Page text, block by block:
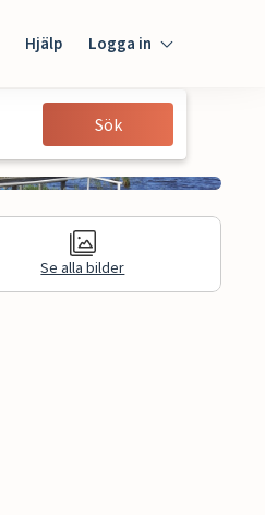
Hjälp Logga in
Gäst
Sök
Se alla bilder